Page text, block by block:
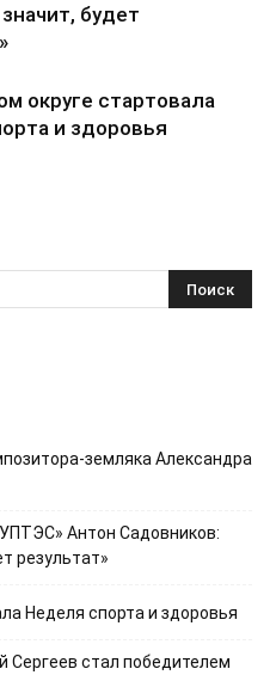
будет
округе стартовала
и здоровья
земляка Александра
Антон Садовников:
результат»
Неделя спорта и здоровья
стал победителем